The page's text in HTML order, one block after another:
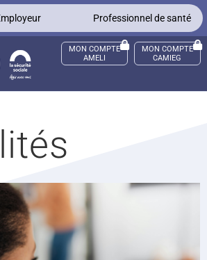
cookies
Professionnel de santé
MON COMPTE
AMELI
MON COMPTE
CAMIEG